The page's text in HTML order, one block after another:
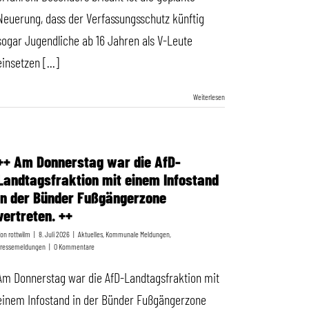
dass der Verfassungsschutz künftig
Jugendliche ab 16 Jahren als V-Leute
[...]
Weiterlesen
Am Donnerstag war die AfD-
mit einem Infostand
der Bünder Fußgängerzone
++
rottwilm | 8. Juli 2026 | Aktuelles, Kommunale Meldungen,
| 0 Kommentare
Donnerstag war die AfD-Landtagsfraktion mit
Infostand in der Bünder Fußgängerzone